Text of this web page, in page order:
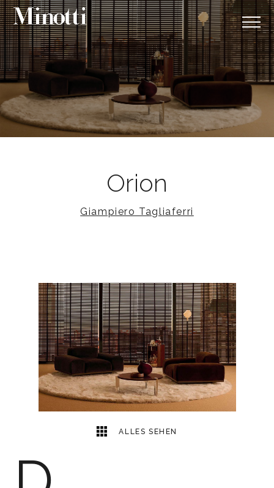
Orion
Giampiero Tagliaferri
ALLES SEHEN